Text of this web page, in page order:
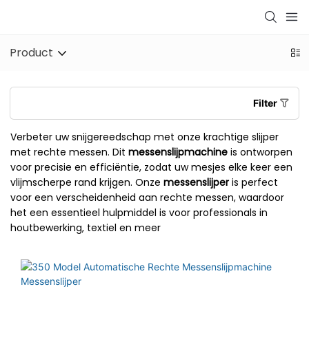
Product
Filter
Verbeter uw snijgereedschap met onze krachtige slijper
met rechte messen. Dit messenslijpmachine is ontworpen
voor precisie en efficiëntie, zodat uw mesjes elke keer een
vlijmscherpe rand krijgen. Onze messenslijperis perfect
voor een verscheidenheid aan rechte messen, waardoor
het een essentieel hulpmiddel is voor professionals in
houtbewerking, textiel en meer